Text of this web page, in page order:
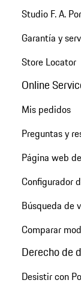
Studio F. A.
Garantía y
Store Locator
Online
Mis pedidos
Preguntas y
Página web
Configurador
Búsqueda de
Comparar
Derecho de
Desistir con